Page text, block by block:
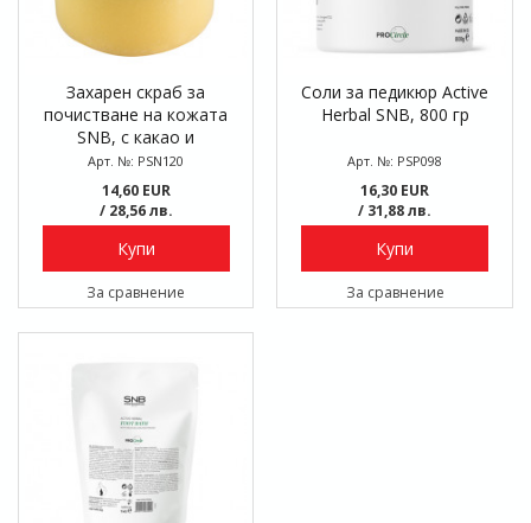
Захарен скраб за
почистване на кожата
SNB, с какао и
растителни масла, 300
мл
Арт. №: PSN120
14,60 EUR
/ 28,56 лв.
Купи
За сравнение
Соли за педикюр Active
Herbal SNB, 800 гр
Арт. №: PSP098
16,30 EUR
/ 31,88 лв.
Купи
За сравнение